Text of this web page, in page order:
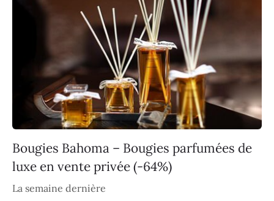
Bougies Bahoma – Bougies parfumées de
luxe en vente privée (-64%)
La semaine dernière